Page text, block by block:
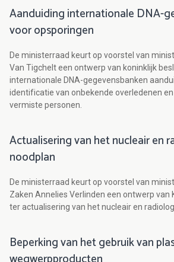
Aanduiding internationale DNA-
voor opsporingen
De ministerraad keurt op voorstel van
Van Tigchelt een ontwerp van koninklijk
internationale DNA-gegevensbanken
identificatie van onbekende overledenen
vermiste personen.
Actualisering van het nucleair en
noodplan
De ministerraad keurt op voorstel van
Zaken Annelies Verlinden een ontwerp van
ter actualisering van het nucleair en
Beperking van het gebruik van